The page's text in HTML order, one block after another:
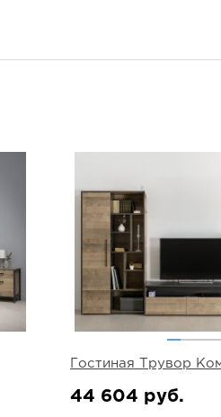
Гостиная Трувор
44 604 руб.